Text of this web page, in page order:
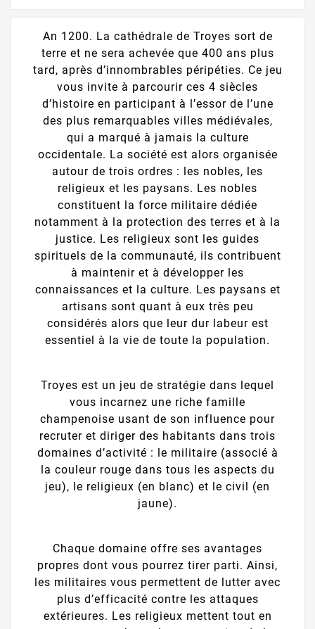
An 1200. La cathédrale de Troyes sort de
terre et ne sera achevée que 400 ans plus
tard, après d’innombrables péripéties. Ce jeu
vous invite à parcourir ces 4 siècles
d’histoire en participant à l’essor de l’une
des plus remarquables villes médiévales,
qui a marqué à jamais la culture
occidentale. La société est alors organisée
autour de trois ordres : les nobles, les
religieux et les paysans. Les nobles
constituent la force militaire dédiée
notamment à la protection des terres et à la
justice. Les religieux sont les guides
spirituels de la communauté, ils contribuent
à maintenir et à développer les
connaissances et la culture. Les paysans et
artisans sont quant à eux très peu
considérés alors que leur dur labeur est
essentiel à la vie de toute la population.
Troyes est un jeu de stratégie dans lequel
vous incarnez une riche famille
champenoise usant de son influence pour
recruter et diriger des habitants dans trois
domaines d’activité : le militaire (associé à
la couleur rouge dans tous les aspects du
jeu), le religieux (en blanc) et le civil (en
jaune).
Chaque domaine offre ses avantages
propres dont vous pourrez tirer parti. Ainsi,
les militaires vous permettent de lutter avec
plus d’efficacité contre les attaques
extérieures. Les religieux mettent tout en